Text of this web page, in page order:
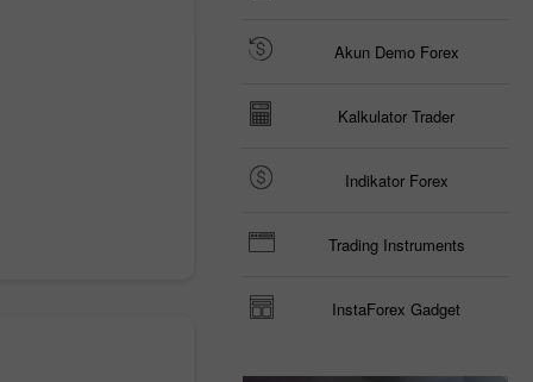
Akun Demo Forex
Kalkulator Trader
Indikator Forex
Trading Instruments
InstaForex Gadget